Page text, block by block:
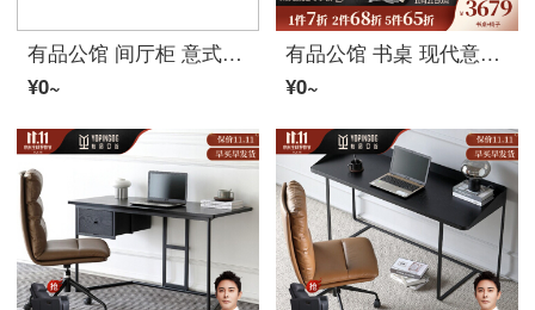
有品公馆 间厅柜 意式实木酒柜间厅柜玄关柜隔断柜北欧极简装饰柜置物架客厅家具 间厅柜（120*37*197）
¥0~
有品公馆 书桌 现代意式轻奢极简书桌简约现代带抽屉办公桌家用电脑学习桌书房写字台 书桌（100*60*72） 书桌+真皮椅子
¥0~